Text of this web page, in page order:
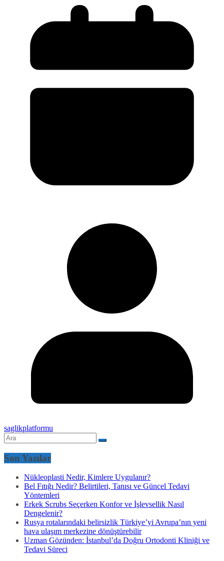
saglikplatformu
Son Yazılar
Nükleoplasti Nedir, Kimlere Uygulanır?
Bel Fıtığı Nedir? Belirtileri, Tanısı ve Güncel Tedavi
Yöntemleri
Erkek Scrubs Seçerken Konfor ve İşlevsellik Nasıl
Dengelenir?
Rusya rotalarındaki belirsizlik Türkiye’yi Avrupa’nın yeni
hava ulaşım merkezine dönüştürebilir
Uzman Gözünden: İstanbul’da Doğru Ortodonti Kliniği ve
Tedavi Süreci